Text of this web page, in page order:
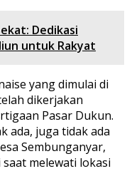
Dedikasi
untuk Rakyat
yang dimulai di
dikerjakan
Pasar Dukun.
ada, juga tidak ada
Sembunganyar,
melewati lokasi